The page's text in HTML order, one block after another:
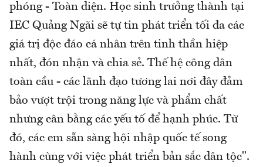
phóng - Toàn diện. Học sinh trưởng thành tại
IEC Quảng Ngãi sẽ tự tin phát triển tối đa các
giá trị độc đáo cá nhân trên tinh thần hiệp
nhất, đón nhận và chia sẻ. Thế hệ công dân
toàn cầu - các lãnh đạo tương lai nơi đây đảm
bảo vượt trội trong năng lực và phẩm chất
nhưng cân bằng các yếu tố để hạnh phúc. Từ
đó, các em sẵn sàng hội nhập quốc tế song
hành cùng với việc phát triển bản sắc dân tộc".